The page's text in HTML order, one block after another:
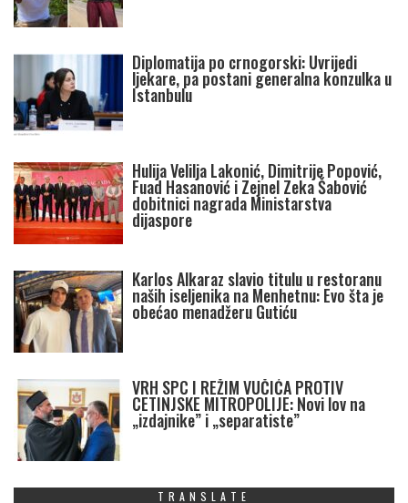
Diplomatija po crnogorski: Uvrijedi
ljekare, pa postani generalna konzulka u
Istanbulu
Hulija Velilja Lakonić, Dimitrije Popović,
Fuad Hasanović i Zejnel Zeka Šabović
dobitnici nagrada Ministarstva
dijaspore
Karlos Alkaraz slavio titulu u restoranu
naših iseljenika na Menhetnu: Evo šta je
obećao menadžeru Gutiću
VRH SPC I REŽIM VUČIĆA PROTIV
CETINJSKE MITROPOLIJE: Novi lov na
„izdajnike” i „separatiste”
TRANSLATE